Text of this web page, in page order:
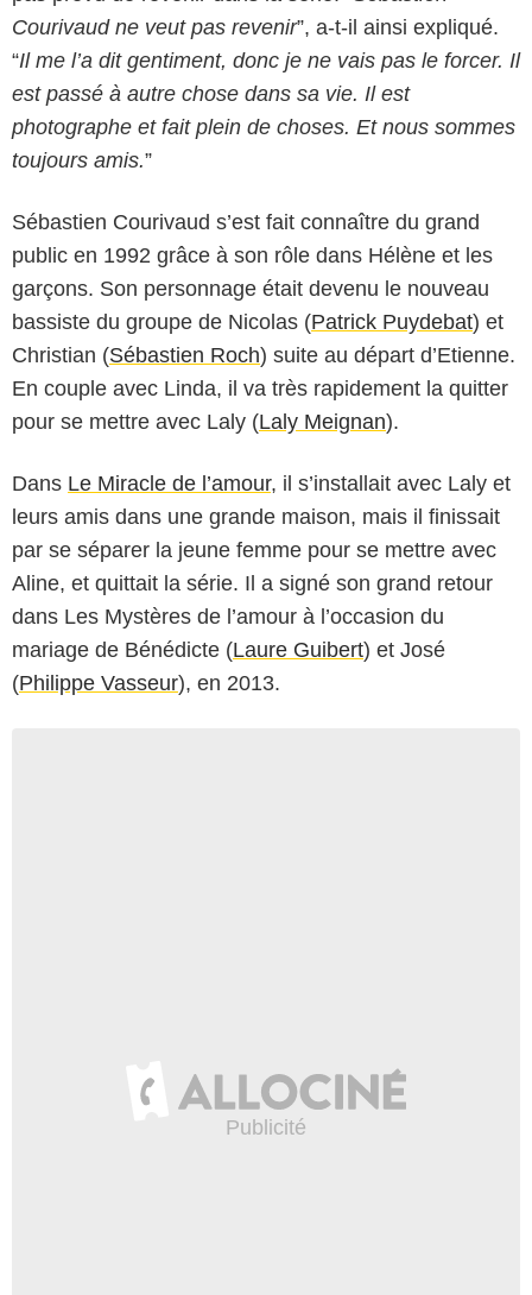
Courivaud ne veut pas revenir”, a-t-il ainsi expliqué.
“Il me l’a dit gentiment, donc je ne vais pas le forcer. Il
est passé à autre chose dans sa vie. Il est
photographe et fait plein de choses. Et nous sommes
toujours amis.”
Sébastien Courivaud s’est fait connaître du grand
public en 1992 grâce à son rôle dans Hélène et les
garçons. Son personnage était devenu le nouveau
bassiste du groupe de Nicolas (Patrick Puydebat) et
Christian (Sébastien Roch) suite au départ d’Etienne.
En couple avec Linda, il va très rapidement la quitter
pour se mettre avec Laly (Laly Meignan).
Dans Le Miracle de l’amour, il s’installait avec Laly et
leurs amis dans une grande maison, mais il finissait
par se séparer la jeune femme pour se mettre avec
Aline, et quittait la série. Il a signé son grand retour
dans Les Mystères de l’amour à l’occasion du
mariage de Bénédicte (Laure Guibert) et José
(Philippe Vasseur), en 2013.